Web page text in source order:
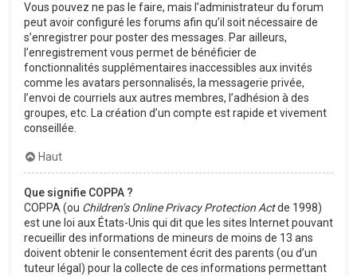
Vous pouvez ne pas le faire, mais l’administrateur du forum
peut avoir configuré les forums afin qu’il soit nécessaire de
s’enregistrer pour poster des messages. Par ailleurs,
l’enregistrement vous permet de bénéficier de
fonctionnalités supplémentaires inaccessibles aux invités
comme les avatars personnalisés, la messagerie privée,
l’envoi de courriels aux autres membres, l’adhésion à des
groupes, etc. La création d’un compte est rapide et vivement
conseillée.
Haut
Que signifie COPPA ?
COPPA (ou Children’s Online Privacy Protection Actde 1998)
est une loi aux États-Unis qui dit que les sites Internet pouvant
recueillir des informations de mineurs de moins de 13 ans
doivent obtenir le consentement écrit des parents (ou d’un
tuteur légal) pour la collecte de ces informations permettant